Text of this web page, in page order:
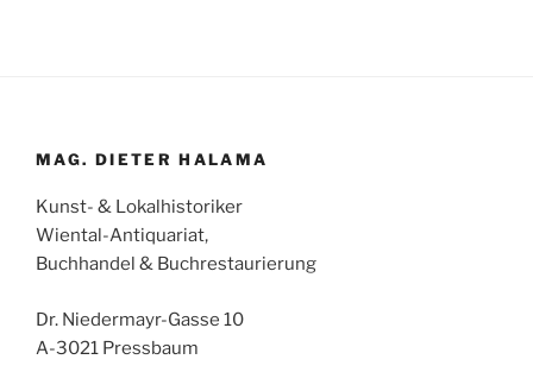
MAG. DIETER HALAMA
Kunst- & Lokalhistoriker
Wiental-Antiquariat,
Buchhandel & Buchrestaurierung
Dr. Niedermayr-Gasse 10
A-3021 Pressbaum